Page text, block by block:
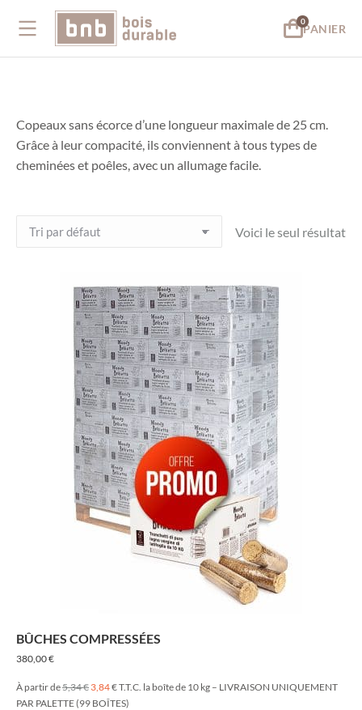
PANIER
Copeaux sans écorce d’une longueur maximale de 25 cm.
Grâce à leur compacité, ils conviennent à tous types de
cheminées et poêles, avec un allumage facile.
Voici le seul résultat
BÛCHES COMPRESSÉES
380,00€
À partir de5,34 € 3,84€ T.T.C. la boîte de 10 kg – LIVRAISON UNIQUEMENT
PAR PALETTE (99 BOÎTES)